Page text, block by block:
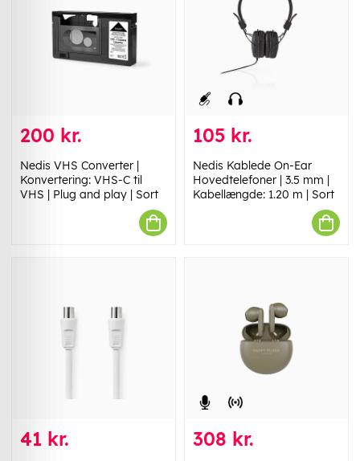
200 kr.
Nedis VHS Converter |
Konvertering: VHS-C til
VHS | Plug and play | Sort
105 kr.
Nedis Kablede On-Ear
Hovedtelefoner | 3.5 mm |
Kabellængde: 1.20 m | Sort
41 kr. 308 kr.